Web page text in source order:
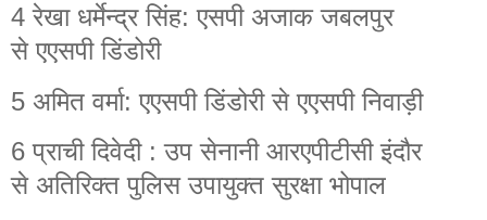
4 रेखा धर्मेन्द्र सिंह: एसपी अजाक जबलपुर
से एएसपी डिंडोरी
5 अमित वर्मा: एएसपी डिंडोरी से एएसपी निवाड़ी
6 प्राची दिवेदी : उप सेनानी आरएपीटीसी इंदौर
से अतिरिक्त पुलिस उपायुक्त सुरक्षा भोपाल